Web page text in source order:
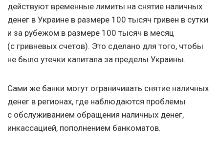
действуют временные лимиты на снятие наличных
денег в Украине в размере 100 тысяч гривен в сутки
и за рубежом в размере 100 тысяч в месяц
(с гривневых счетов). Это сделано для того, чтобы
не было утечки капитала за пределы Украины.
Сами же банки могут ограничивать снятие наличных
денег в регионах, где наблюдаются проблемы
с обслуживанием обращения наличных денег,
инкассацией, пополнением банкоматов.